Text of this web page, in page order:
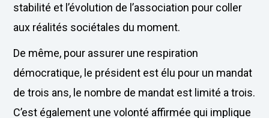
stabilité et l’évolution de l’association pour coller
aux réalités sociétales du moment.
De même, pour assurer une respiration
démocratique, le président est élu pour un mandat
de trois ans, le nombre de mandat est limité a trois.
C’est également une volonté affirmée qui implique